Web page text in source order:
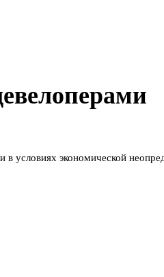
условиях экономической